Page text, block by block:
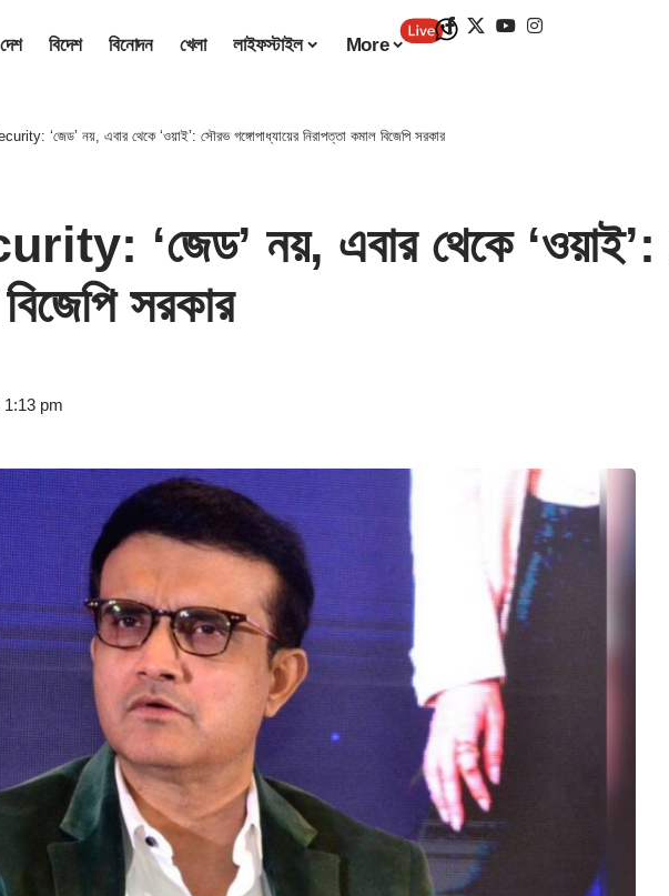
দেশ বিদেশ বিনোদন খেলা লাইফস্টাইল More
‘জেড’ নয়, এবার থেকে ‘ওয়াই’: সৌরভ গঙ্গোপাধ্যায়ের নিরাপত্তা কমাল বিজেপি সরকার
‘জেড’ নয়, এবার থেকে ‘ওয়াই’:
সরকার
1:13 pm